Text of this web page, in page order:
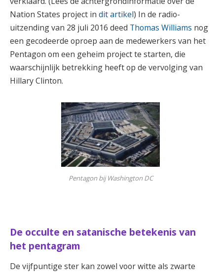
Nation States project in dit artikel) In de radio-
uitzending van 28 juli 2016 deed Thomas Williams nog
een gecodeerde oproep aan de medewerkers van het
Pentagon om een geheim project te starten, die
waarschijnlijk betrekking heeft op de vervolging van
Hillary Clinton.
Pentagon bij Washington DC
De occulte en satanische betekenis van
het pentagram
De vijfpuntige ster kan zowel voor witte als zwarte